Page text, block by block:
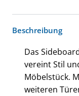
Beschreibung
Das
vereint Stil
Möbelstück.
weiteren